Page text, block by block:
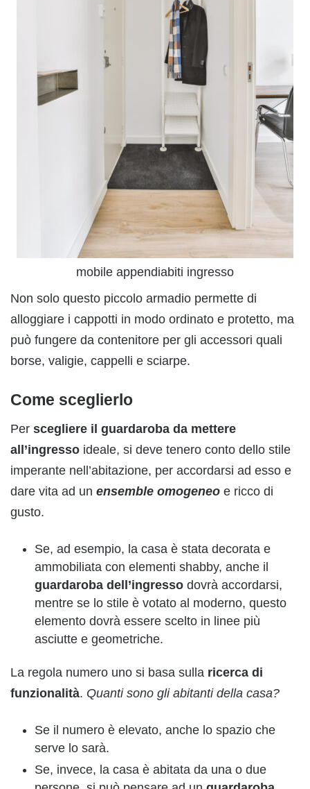
mobile appendiabiti ingresso
Non solo questo piccolo armadio permette di
alloggiare i cappotti in modo ordinato e protetto, ma
può fungere da contenitore per gli accessori quali
borse, valigie, cappelli e sciarpe.
Come sceglierlo
Per scegliere il guardaroba da mettere
all’ingresso ideale, si deve tenero conto dello stile
imperante nell’abitazione, per accordarsi ad esso e
dare vita ad un ensemble omogeneo e ricco di
gusto.
Se, ad esempio, la casa è stata decorata e
ammobiliata con elementi shabby, anche il
guardaroba dell’ingresso dovrà accordarsi,
mentre se lo stile è votato al moderno, questo
elemento dovrà essere scelto in linee più
asciutte e geometriche.
La regola numero uno si basa sulla ricerca di
funzionalità. Quanti sono gli abitanti della casa?
Se il numero è elevato, anche lo spazio che
serve lo sarà.
Se, invece, la casa è abitata da una o due